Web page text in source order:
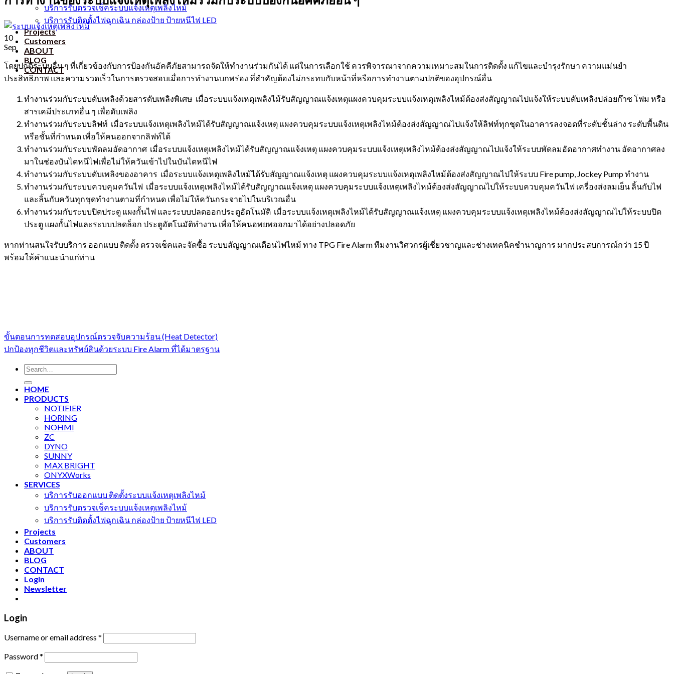
บริการรับตรวจเช็คระบบแจ้งเหตุเพลิงไหม้
บริการรับติดตั้งไฟฉุกเฉิน กล่องป้าย ป้ายหนีไฟ LED
Projects
Customers
ABOUT
BLOG
CONTACT
10
Sep
โดยปกติระบบอื่น ๆ ที่เกี่ยวข้องกับการป้องกันอัคคีภัยสามารถจัดให้ทำงานร่วมกันได้ แต่ในการเลือกใช้ ควรพิจารณาจากความเหมาะสมในการติดตั้ง แก้ไขและบำรุงรักษา ความแม่นยำ
ประสิทธิภาพ และความรวดเร็วในการตรวจสอบเมื่อการทำงานบกพร่อง ที่สำคัญต้องไม่กระทบกับหน้าที่หรือการทำงานตามปกติของอุปกรณ์อื่น
ทำงานร่วมกับระบบดับเพลิงด้วยสารดับเพลิงพิเศษ เมื่อระบบแจ้งเหตุเพลิงไม้รับสัญญาณแจ้งเหตุแผงควบคุมระบบแจ้งเหตุเพลิงไหม้ต้องส่งสัญญาณไปแจ้งให้ระบบดับเพลิงปล่อยก๊าซ โฟม หรือ
สารเคมีประเภทอื่น ๆ เพื่อดับเพลิง
ทำงานร่วมกับระบบลิฟท์ เมื่อระบบแจ้งเหตุเพลิงไหม้ได้รับสัญญาณแจ้งเหตุ แผงควบคุมระบบแจ้งเหตุเพลิงไหม้ต้องส่งสัญญาณไปแจ้งให้ลิฟท์ทุกชุดในอาคารลงจอดที่ระดับชั้นล่าง ระดับพื้นดิน
หรือชั้นที่กำหนด เพื่อให้คนออกจากลิฟท์ได้
ทำงานร่วมกับระบบพัดลมอัดอากาศ เมื่อระบบแจ้งเหตุเพลิงไหม้ได้รับสัญญาณแจ้งเหตุ แผงควบคุมระบบแจ้งเหตุเพลิงไหม้ต้องส่งสัญญาณไปแจ้งให้ระบบพัดลมอัดอากาศทำงาน อัดอากาศลง
มาในช่องบันไดหนีไฟเพื่อไม่ให้ควันเข้าไปในบันไดหนีไฟ
ทำงานร่วมกับระบบดับเพลิงของอาคาร เมื่อระบบแจ้งเหตุเพลิงไหม้ได้รับสัญญาณแจ้งเหตุ แผงควบคุมระบบแจ้งเหตุเพลิงไหม้ต้องส่งสัญญาณไปให้ระบบ Fire pump, Jockey Pump ทำงาน
ทำงานร่วมกับระบบควบคุมควันไฟ เมื่อระบบแจ้งเหตุเพลิงไหม้ได้รับสัญญาณแจ้งเหตุ แผงควบคุมระบบแจ้งเหตุเพลิงไหม้ต้องส่งสัญญาณไปให้ระบบควบคุมควันไฟ เครื่องส่งลมเย็น ลิ้นกับไฟ
และลิ้นกับควันทุกชุดทำงานตามที่กำหนด เพื่อไม่ให้ควันกระจายไปในบริเวณอื่น
ทำงานร่วมกับระบบปิดประตู แผงกั้นไฟ และระบบปลดออกประตูอัตโนมัติ เมื่อระบบแจ้งเหตุเพลิงไหม้ได้รับสัญญาณแจ้งเหตุ แผงควบคุมระบบแจ้งเหตุเพลิงไหม้ต้องส่งสัญญาณไปให้ระบบปิด
ประตู แผงกั้นไฟและระบบปลดล็อก ประตูอัตโนมัติทำงาน เพื่อให้คนอพยพออกมาได้อย่างปลอดภัย
หากท่านสนใจรับบริการ ออกแบบ ติดตั้ง ตรวจเช็คและจัดซื้อ ระบบสัญญาณเตือนไฟไหม้ ทาง TPG Fire Alarmทีมงานวิศวกรผู้เชี่ยวชาญและช่างเทคนิคชำนาญการ มากประสบการณ์กว่า 15ปี
พร้อมให้คำแนะนำแก่ท่าน
ขั้นตอนการทดสอบอุปกรณ์ตรวจจับความร้อน (Heat Detector)
ปกป้องทุกชีวิตและทรัพย์สินด้วยระบบ Fire Alarm ที่ได้มาตรฐาน
Search
for:
HOME
PRODUCTS
NOTIFIER
HORING
NOHMI
ZC
DYNO
SUNNY
MAX BRIGHT
ONYXWorks
SERVICES
บริการรับออกแบบ ติดตั้งระบบแจ้งเหตุเพลิงไหม้
บริการรับตรวจเช็คระบบแจ้งเหตุเพลิงไหม้
บริการรับติดตั้งไฟฉุกเฉิน กล่องป้าย ป้ายหนีไฟ LED
Projects
Customers
ABOUT
BLOG
CONTACT
Login
Newsletter
Login
Username or email address *
Password*